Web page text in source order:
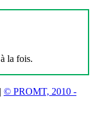
la fois.
| © PROMT, 2010 -